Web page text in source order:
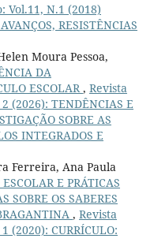
Vol.11, N.1 (2018)
RESISTÊNCIAS
Moura Pessoa,
DA
ESCOLAR, Revista
(2026): TENDÊNCIAS E
SOBRE AS
INTEGRADOS E
Ferreira, Ana Paula
E PRÁTICAS
SOBRE OS SABERES
, Revista
(2020): CURRÍCULO: